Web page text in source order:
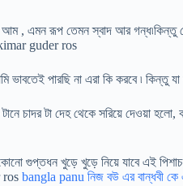
আম , এমন রূপ তেমন স্বাদ আর গন্ধ৷কিন্তু
guder ros
পারছি না এরা কি করবে ৷ কিন্তু যা
টা দেহ থেকে সরিয়ে দেওয়া হলো,
গুপ্তধন খুড়ে খুড়ে নিয়ে যাবে এই
ros bangla panu নিজ বউ এর বান্ধবী কে